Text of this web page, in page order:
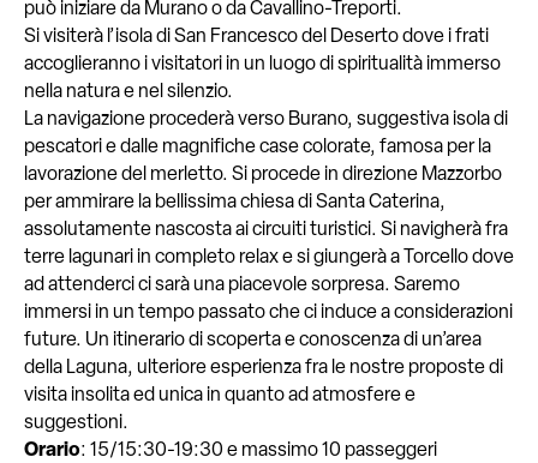
può iniziare da Murano o da Cavallino-Treporti.
Si visiterà l’isola di San Francesco del Deserto dove i frati
accoglieranno i visitatori in un luogo di spiritualità immerso
nella natura e nel silenzio.
La navigazione procederà verso Burano, suggestiva isola di
pescatori e dalle magnifiche case colorate, famosa per la
lavorazione del merletto. Si procede in direzione Mazzorbo
per ammirare la bellissima chiesa di Santa Caterina,
assolutamente nascosta ai circuiti turistici. Si navigherà fra
terre lagunari in completo relax e si giungerà a Torcello dove
ad attenderci ci sarà una piacevole sorpresa. Saremo
immersi in un tempo passato che ci induce a considerazioni
future. Un itinerario di scoperta e conoscenza di un’area
della Laguna, ulteriore esperienza fra le nostre proposte di
visita insolita ed unica in quanto ad atmosfere e
suggestioni.
Orario: 15/15:30-19:30 e massimo 10 passeggeri